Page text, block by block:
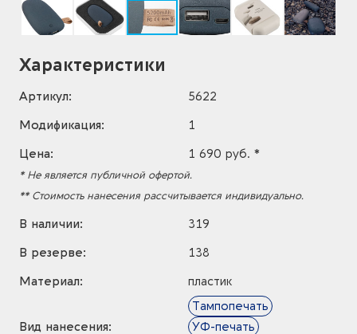
Характеристики
Артикул:
5622
Модификация:
1
Цена:
1 690 руб. *
* Не является публичной офертой.
** Стоимость нанесения рассчитывается индивидуально.
В наличии:
319
В резерве:
138
Материал:
пластик
Вид нанесения:
Тампопечать
УФ-печать